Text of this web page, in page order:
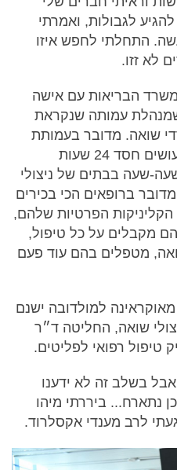
לגבולות, ואמרתי
התחלתי לחפש איזו
לא זזו.
הבריאות עם אישה
עמותה שנקראת
שואה. מדובר בעמותת
חסד מופלאה של רופאים שעושים חסד 24 שעות
שעה בבתים של ניצולי
ברופאים הכי בכירים
הקליניקות הפרטיות שלהם,
מקבלים על כל טיפול,
מטפלים בהם עוד פעם
למולדובה ישנם
שואה, החליטה ד״ר
טיפול רפואי לפליטים.
בשלב זה לא ידענו
נתארח... ביררתי מיהו
לרב מענדי אקסלרוד.